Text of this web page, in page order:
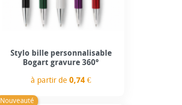
+5
Stylo bille personnalisable
Bogart gravure 360°
à partir de0,74 €
Nouveauté